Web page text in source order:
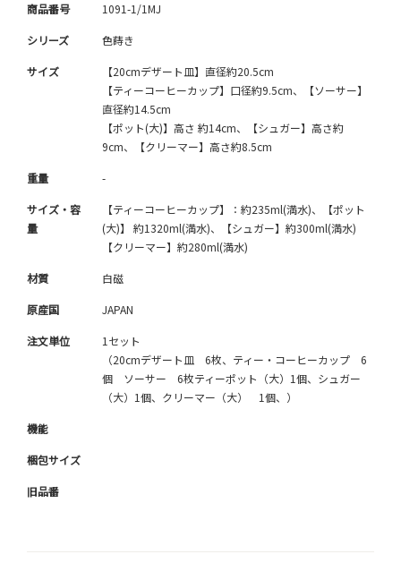
商品番号 1091-1/1MJ
シリーズ 色蒔き
サイズ
【20cmデザート皿】直径約20.5cm
【ティーコーヒーカップ】口径約9.5cm、【ソーサー】
直径約14.5cm
【ポット(大)】高さ 約14cm、【シュガー】高さ約
9cm、【クリーマー】高さ約8.5cm
重量 -
サイズ・容
量
【ティーコーヒーカップ】：約235ml(満水)、【ポット
(大)】 約1320ml(満水)、【シュガー】約300ml(満水)
【クリーマー】約280ml(満水)
材質 白磁
原産国 JAPAN
注文単位
1セット
（20cmデザート皿 6枚、ティー・コーヒーカップ 6
個 ソーサー 6枚ティーポット（大）1個、シュガー
（大）1個、クリーマー（大） 1個、）
機能
梱包サイズ
旧品番